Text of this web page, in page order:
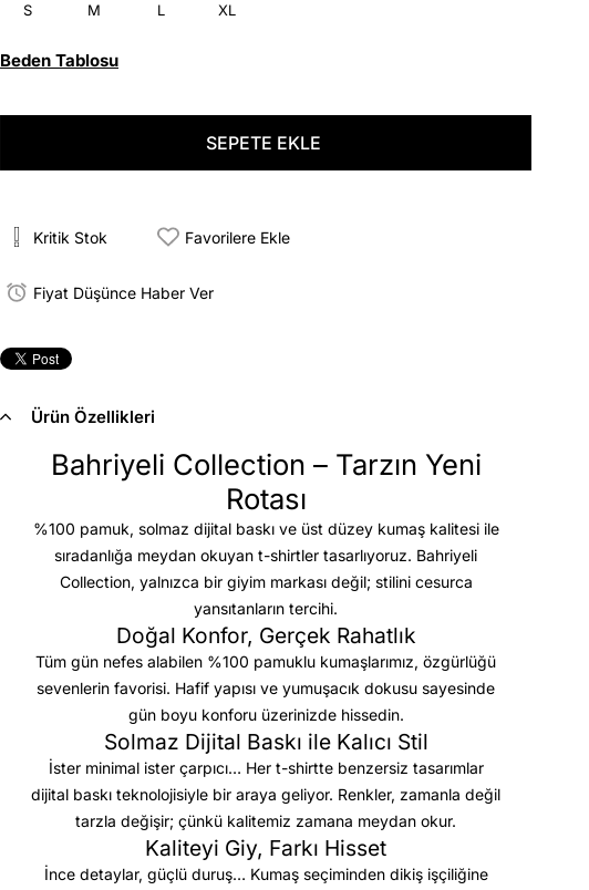
S M L XL
Beden Tablosu
Kritik Stok Favorilere Ekle
Fiyat Düşünce Haber Ver
Ürün Özellikleri
Bahriyeli Collection – Tarzın Yeni
Rotası
%100 pamuk, solmaz dijital baskı ve üst düzey kumaş kalitesiile
sıradanlığa meydan okuyan t-shirtler tasarlıyoruz. Bahriyeli
Collection, yalnızca bir giyim markası değil; stilini cesurca
yansıtanların tercihi.
Doğal Konfor, Gerçek Rahatlık
Tüm gün nefes alabilen %100 pamuklu kumaşlarımız, özgürlüğü
sevenlerin favorisi. Hafif yapısı ve yumuşacık dokusu sayesinde
gün boyu konforu üzerinizde hissedin.
Solmaz Dijital Baskı ile Kalıcı Stil
İster minimal ister çarpıcı… Her t-shirtte benzersiz tasarımlar
dijital baskı teknolojisiyle bir araya geliyor. Renkler, zamanla değil
tarzla değişir; çünkü kalitemiz zamana meydan okur.
Kaliteyi Giy, Farkı Hisset
İnce detaylar, güçlü duruş… Kumaş seçiminden dikiş işçiliğine